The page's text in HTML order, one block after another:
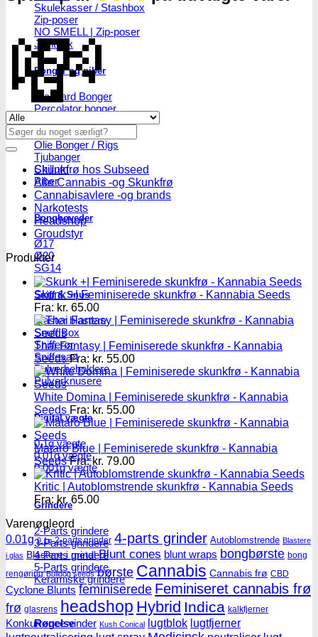
Skulekasser / Stashbox
Zip-poser
NO SMELL | Zip-poser
Jointbox
Bonger og piber
Standard Bonger
Percolator bonger
Dabbing
Olie Bonger / Rigs
Tjubanger
Chillum
Piber
Bonghoveder
Ø17
Ø20
SG14
Sniff & Snus
Master blastere
Snuff Box
Snifferør
Sniffesæt
Pulverbeholdere
Pulverknusere
Digital vægte
0,1g vægte
0,01g vægte
0,001g vægte
Grindere
2-Parts grindere
3-Parts grindere
4-Parts grindere
5-Parts grindere
Keramiske grindere
Røgelse
💸
Se alle tilbud her
Søg
efter:
Skunkfrø hos Subseed
Alle Cannabis -og Skunkfrø
Cannabisavlere -og brands
Narkotests
Headshop
Groudstyr
Produkter
Skunk +| Feminiserede skunkfrø - Kannabia Seeds
Fra: kr. 65.00
Thai Fantasy | Feminiserede skunkfrø - Kannabia
Seeds Fra: kr. 55.00
White Domina | Feminiserede skunkfrø - Kannabia
Seeds Fra: kr. 55.00
Mataro Blue | Feminiserede skunkfrø - Kannabia
Seeds Fra:kr. 79.00
Kritic | Autoblomstrende skunkfrø - Kannabia Seeds
Fra: kr. 65.00
Varenøgleord
0.01g 0.1g 2-parts grinder 4-parts grinder Autoblomstrende Blastere
i glas Blastere i metal Blunt cones blunt wraps bongbørste bong
rengøring Bulldog seeds børste Cannabis Cannabis frø CBD
Cyclone Blunts feminiserede Feminiseret cannabis frø
frø glasrens headshop Hybrid Indica kalkfjerner
Konkurrence vinder Kush Conical lugtblok lugtfjerner